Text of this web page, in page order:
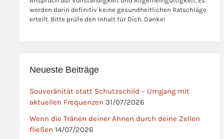
werden darin definitiv keine gesundheitlichen Ratschläge
erteilt. Bitte prüfe den Inhalt für Dich. Danke!
Neueste Beiträge
Souveränität statt Schutzschild – Umgang mit
aktuellen Frequenzen 31/07/2026
Wenn die Tränen deiner Ahnen durch deine Zellen
fließen 14/07/2026